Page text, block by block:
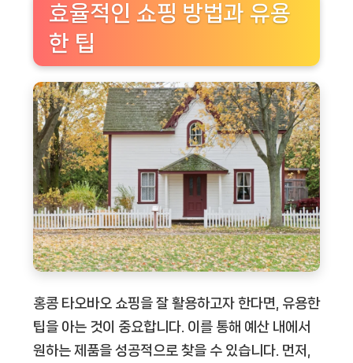
효율적인 쇼핑 방법과 유용
한 팁
홍콩 타오바오 쇼핑을 잘 활용하고자 한다면, 유용한
팁을 아는 것이 중요합니다. 이를 통해 예산 내에서
원하는 제품을 성공적으로 찾을 수 있습니다. 먼저,